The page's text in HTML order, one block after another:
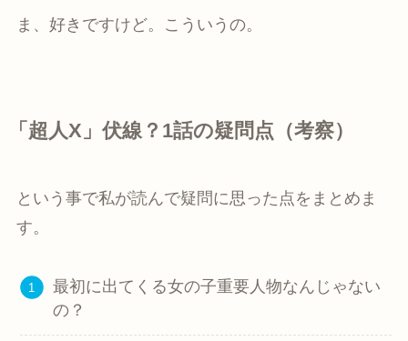
ま、好きですけど。こういうの。
「超人X」伏線？1話の疑問点（考察）
という事で私が読んで疑問に思った点をまとめま
す。
最初に出てくる女の子重要人物なんじゃない
の？